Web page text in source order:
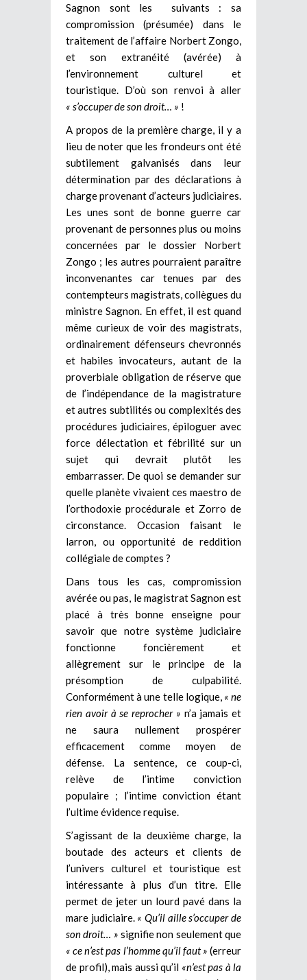
Sagnon sont les suivants : sa
compromission (présumée) dans le
traitement de l’affaire Norbert Zongo,
et son extranéité (avérée) à
l’environnement culturel et
touristique. D’où son renvoi à aller
« s’occuper de son droit… » !
A propos de la première charge, il y a
lieu de noter que les frondeurs ont été
subtilement galvanisés dans leur
détermination par des déclarations à
charge provenant d’acteurs judiciaires.
Les unes sont de bonne guerre car
provenant de personnes plus ou moins
concernées par le dossier Norbert
Zongo ; les autres pourraient paraître
inconvenantes car tenues par des
contempteurs magistrats, collègues du
ministre Sagnon. En effet, il est quand
même curieux de voir des magistrats,
ordinairement défenseurs chevronnés
et habiles invocateurs, autant de la
proverbiale obligation de réserve que
de l’indépendance de la magistrature
et autres subtilités ou complexités des
procédures judiciaires, épiloguer avec
force délectation et fébrilité sur un
sujet qui devrait plutôt les
embarrasser. De quoi se demander sur
quelle planète vivaient ces maestro de
l’orthodoxie procédurale et Zorro de
circonstance. Occasion faisant le
larron, ou opportunité de reddition
collégiale de comptes ?
Dans tous les cas, compromission
avérée ou pas, le magistrat Sagnon est
placé à très bonne enseigne pour
savoir que notre système judiciaire
fonctionne foncièrement et
allègrement sur le principe de la
présomption de culpabilité.
Conformément à une telle logique, « ne
rien avoir à se reprocher » n’a jamais et
ne saura nullement prospérer
efficacement comme moyen de
défense. La sentence, ce coup-ci,
relève de l’intime conviction
populaire ; l’intime conviction étant
l’ultime évidence requise.
S’agissant de la deuxième charge, la
boutade des acteurs et clients de
l’univers culturel et touristique est
intéressante à plus d’un titre. Elle
permet de jeter un lourd pavé dans la
mare judiciaire. « Qu’il aille s’occuper de
son droit… » signifie non seulement que
« ce n’est pas l’homme qu’il faut » (erreur
de profil), mais aussi qu’il «n’est pas à la